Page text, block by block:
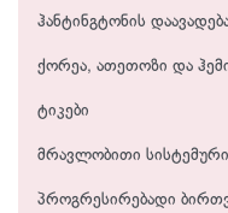
ჰანტინგტონის
ქორეა, ათეთოზი და
ტიკები
მრავლობითი
პროგრესირებადი